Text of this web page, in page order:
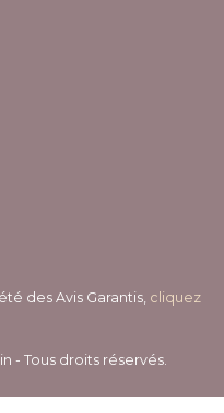
des Avis Garantis, cliquez
- Tous droits réservés.